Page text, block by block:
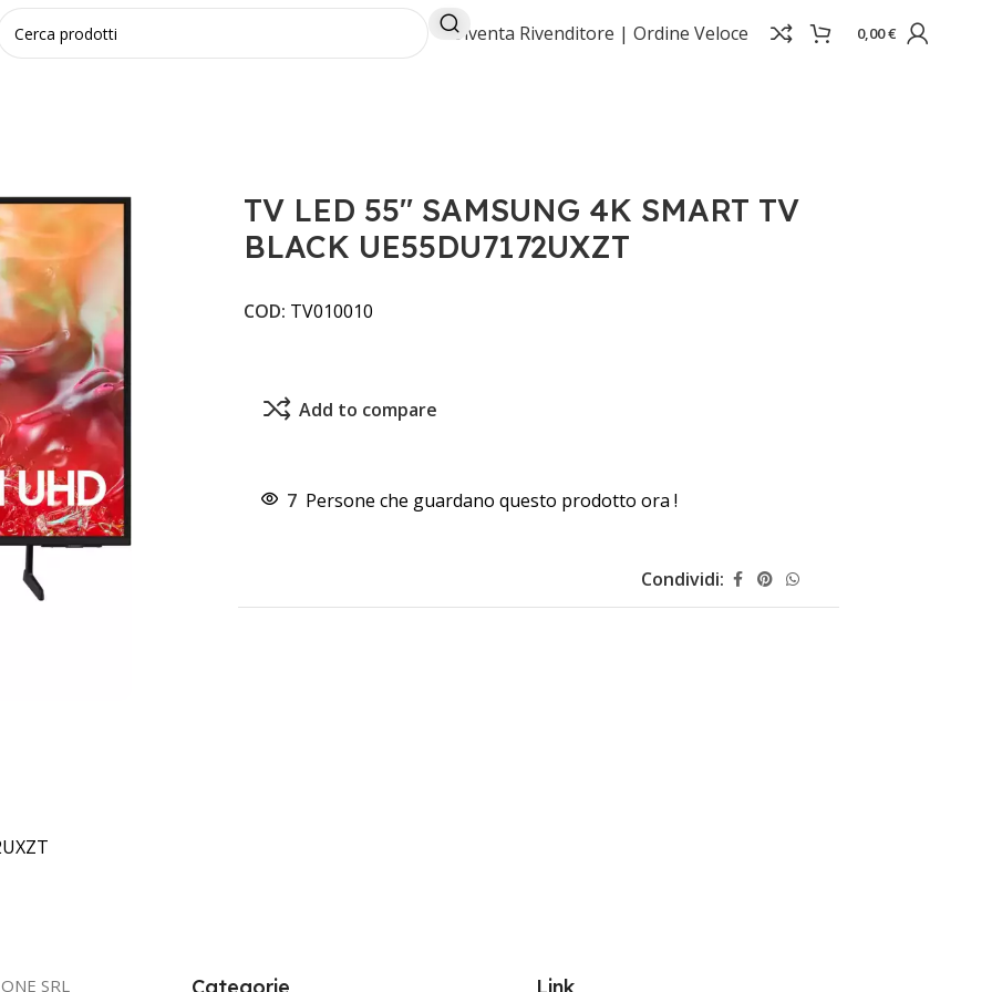
Diventa Rivenditore | Ordine Veloce 0,00€
TV BLACK UE55DU7172UXZT
TV LED 55" SAMSUNG 4K SMART TV
BLACK UE55DU7172UXZT
COD: TV010010
Add to compare
7 Persone che guardano questo prodotto ora !
Condividi:
SRL Categorie Link